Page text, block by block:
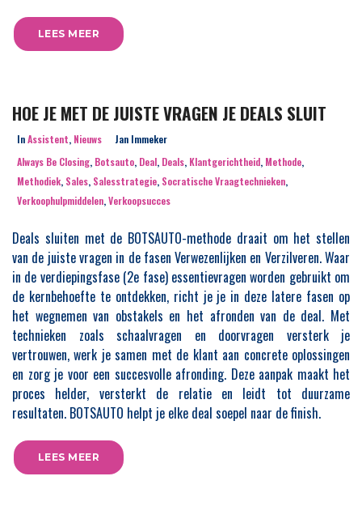
LEES MEER
HOE JE MET DE JUISTE VRAGEN JE DEALS SLUIT
InAssistent, Nieuws
Jan Immeker
Always Be Closing, Botsauto, Deal, Deals, Klantgerichtheid, Methode,
Methodiek, Sales, Salesstrategie, Socratische Vraagtechnieken,
Verkoophulpmiddelen,Verkoopsucces
Deals sluiten met de BOTSAUTO-methode draait om het stellen
van de juiste vragen in de fasen Verwezenlijken en Verzilveren. Waar
in de verdiepingsfase (2e fase) essentievragen worden gebruikt om
de kernbehoefte te ontdekken, richt je je in deze latere fasen op
het wegnemen van obstakels en het afronden van de deal. Met
technieken zoals schaalvragen en doorvragen versterk je
vertrouwen, werk je samen met de klant aan concrete oplossingen
en zorg je voor een succesvolle afronding. Deze aanpak maakt het
proces helder, versterkt de relatie en leidt tot duurzame
resultaten. BOTSAUTO helpt je elke deal soepel naar de finish.
LEES MEER